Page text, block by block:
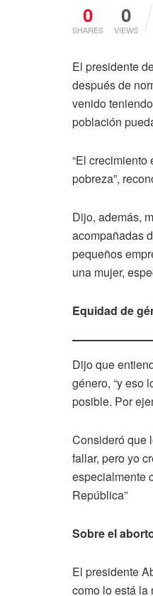
0
SHARES
0
VIEWS
El presidente
después de
venido
población
“El
pobreza”,
Dijo, además,
acompañadas
pequeños
una mujer,
Equidad de
Dijo que
género, “y eso
posible. Por
Consideró que
fallar, pero yo
especialmente
República”
Sobre el
El presidente
como lo está